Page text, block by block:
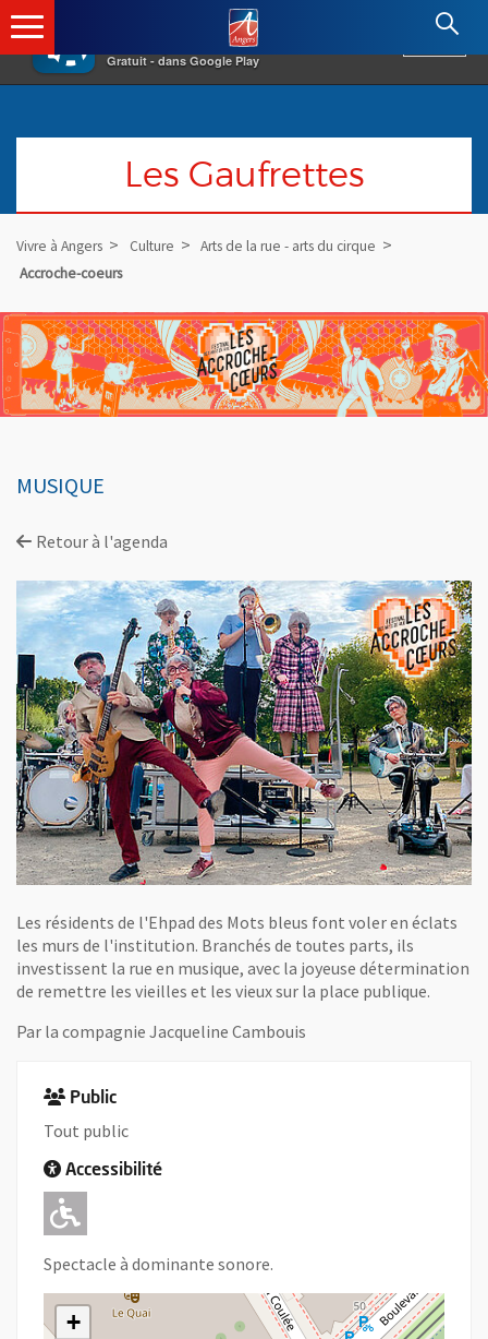
×
Gratuit - dans Google Play
Angers.fr : Retour à l'accueil
Les Gaufrettes
Vivre à Angers Culture
Arts de la rue - arts du cirque
Accroche-coeurs
MUSIQUE
Retour à l'agenda
Les résidents de l'Ehpad des Mots bleus font voler en éclats
les murs de l'institution. Branchés de toutes parts, ils
investissent la rue en musique, avec la joyeuse détermination
de remettre les vieilles et les vieux sur la place publique.
Par la compagnie Jacqueline Cambouis
Public
Tout public
Accessibilité
Adapté pour l'handicap Moteur
Spectacle à dominante sonore.
+